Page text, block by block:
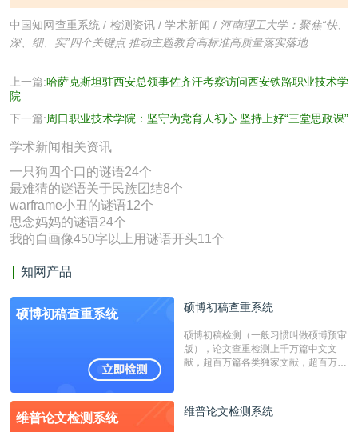
中国知网查重系统 / 检测资讯 /学术新闻 / 河南理工大学：聚焦“快、
深、细、实”四个关键点 推动主题教育高标准高质量落实落地
上一篇:哈萨克斯坦驻西安总领事佐齐汗考察访问西安铁路职业技术学
院
下一篇:周口职业技术学院：坚守为党育人初心 坚持上好“三堂思政课”
学术新闻相关资讯
一只狗四个口的谜语24个
最难猜的谜语关于民族团结8个
warframe小丑的谜语12个
思念妈妈的谜语24个
我的自画像450字以上用谜语开头11个
知网产品
硕博初稿查重系统 硕博初稿查重系统
硕博初稿检测（一般习惯叫做硕博预审
版），论文查重检测上千万篇中文文
献，超百万篇各类独家文献，超百万港
校用来检测硕博论文的系统，检测范围
广，数据来源真实，检测算法合理!本
维普论文检测系统 维普论文检测系统